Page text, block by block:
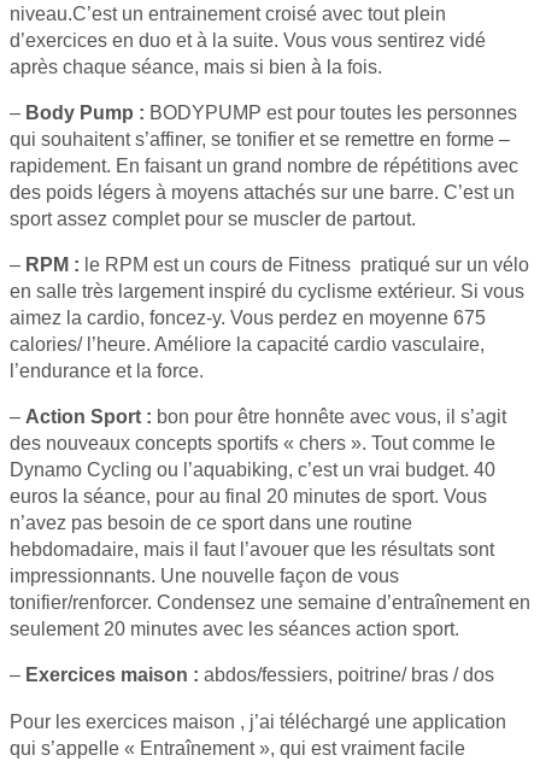
niveau.C’est un entrainement croisé avec tout plein
d’exercices en duo et à la suite. Vous vous sentirez vidé
après chaque séance, mais si bien à la fois.
– Body Pump : BODYPUMP est pour toutes les personnes
qui souhaitent s’affiner, se tonifier et se remettre en forme –
rapidement. En faisant un grand nombre de répétitions avec
des poids légers à moyens attachés sur une barre. C’est un
sport assez complet pour se muscler de partout.
– RPM : le RPM est un cours de Fitness pratiqué sur un vélo
en salle très largement inspiré du cyclisme extérieur. Si vous
aimez la cardio, foncez-y. Vous perdez en moyenne 675
calories/ l’heure. Améliore la capacité cardio vasculaire,
l’endurance et la force.
– Action Sport : bon pour être honnête avec vous, il s’agit
des nouveaux concepts sportifs « chers ». Tout comme le
Dynamo Cycling ou l’aquabiking, c’est un vrai budget. 40
euros la séance, pour au final 20 minutes de sport. Vous
n’avez pas besoin de ce sport dans une routine
hebdomadaire, mais il faut l’avouer que les résultats sont
impressionnants. Une nouvelle façon de vous
tonifier/renforcer. Condensez une semaine d’entraînement en
seulement 20 minutes avec les séances action sport.
– Exercices maison : abdos/fessiers, poitrine/ bras / dos
Pour les exercices maison , j’ai téléchargé une application
qui s’appelle « Entraînement », qui est vraiment facile